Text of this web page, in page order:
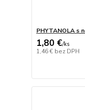
PHYTANOLA s
1,80 €/ks
1,46 € bez DPH